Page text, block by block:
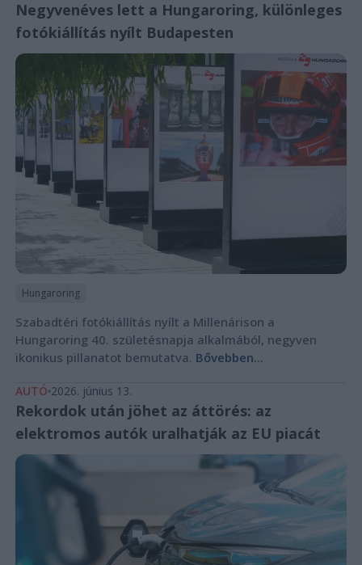
Negyvenéves lett a Hungaroring, különleges
fotókiállítás nyílt Budapesten
Hungaroring
Szabadtéri fotókiállítás nyílt a Millenárison a
Hungaroring 40. születésnapja alkalmából, negyven
ikonikus pillanatot bemutatva. Bővebben...
AUTÓ 2026. június 13.
Rekordok után jöhet az áttörés: az
elektromos autók uralhatják az EU piacát